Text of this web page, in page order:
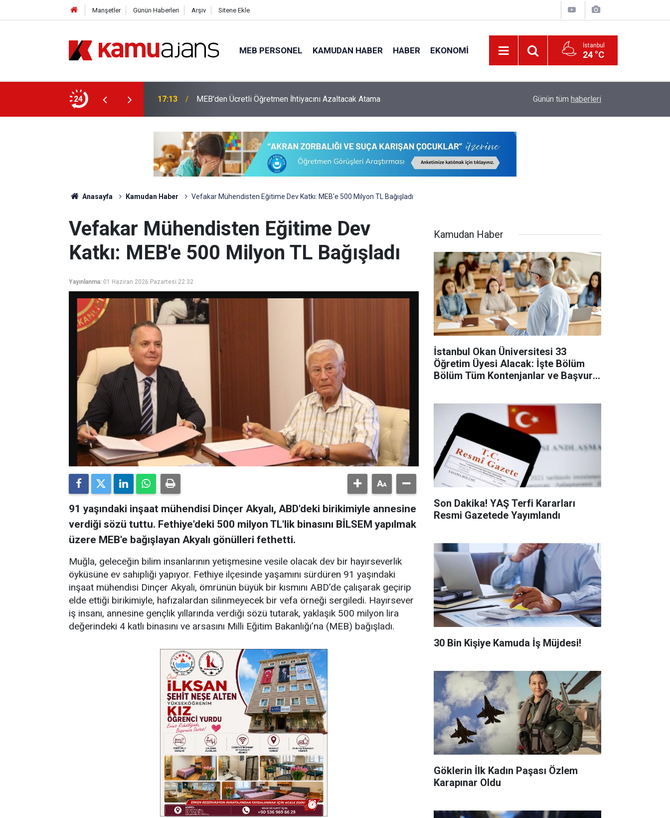
Manşetler Günün Haberleri Arşiv Sitene Ekle
MEB PERSONEL KAMUDAN HABER HABER EKONOMI İstanbul
24 °C
24
Yer Değişikliği Tercih Ekranı Açıldı 17:13 MEB'den Ücretli Öğretmen İhtiyacını Azaltacak Atama
Kaçta Açılacak?
Günün tüm haberleri
Anasayfa Kamudan Haber Vefakar Mühendisten Eğitime Dev Katkı: MEB'e 500 Milyon TL Bağışladı
Vefakar Mühendisten Eğitime Dev
Katkı: MEB'e 500 Milyon TL Bağışladı
Yayınlanma: 01 Haziran 2026 Pazartesi 22:32
91 yaşındaki inşaat mühendisi Dinçer Akyalı, ABD'deki birikimiyle annesine
verdiği sözü tuttu. Fethiye'deki 500 milyon TL'lik binasını BİLSEM yapılmak
üzere MEB'e bağışlayan Akyalı gönülleri fethetti.
Muğla, geleceğin bilim insanlarının yetişmesine vesile olacak dev bir hayırseverlik
öyküsüne ev sahipliği yapıyor. Fethiye ilçesinde yaşamını sürdüren 91 yaşındaki
inşaat mühendisi Dinçer Akyalı, ömrünün büyük bir kısmını ABD’de çalışarak geçirip
elde ettiği birikimiyle, hafızalardan silinmeyecek bir vefa örneği sergiledi. Hayırsever
iş insanı, annesine gençlik yıllarında verdiği sözü tutarak, yaklaşık 500 milyon lira
değerindeki 4 katlı binasını ve arsasını Milli Eğitim Bakanlığı’na (MEB) bağışladı.
Kamudan Haber
İstanbul Okan Üniversitesi 33
Öğretim Üyesi Alacak: İşte Bölüm
Bölüm Tüm Kontenjanlar ve Başvuru
Son Dakika! YAŞ Terfi Kararları
Resmi Gazetede Yayımlandı
​30 Bin Kişiye Kamuda İş Müjdesi!
Göklerin İlk Kadın Paşası Özlem
Karapınar Oldu